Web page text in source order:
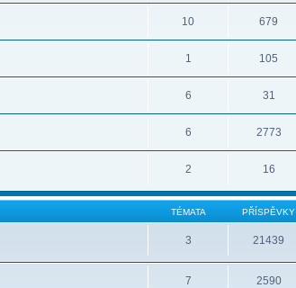
10 679
1 105
6 31
6 2773
2 16
TÉMATA PŘÍSPĚVKY
3 21439
7 2590